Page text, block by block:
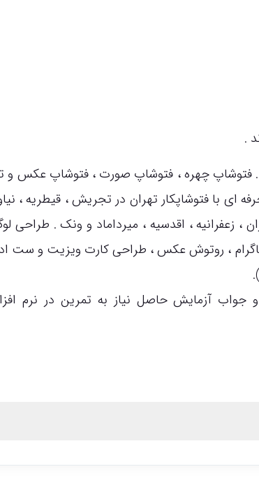
.
. فتوشاپ چهره ، فتوشاپ صورت ، فتوشاپ عکس و
با فتوشاپکار تهران در تجریش ، قیطریه ،
، زعفرانیه ، اقدسیه ، میرداماد و ونک . طراحی
، روتوش عکس ، طراحی کارت ویزیت و ست
آزمایش حاصل نیاز به تمرین در نرم